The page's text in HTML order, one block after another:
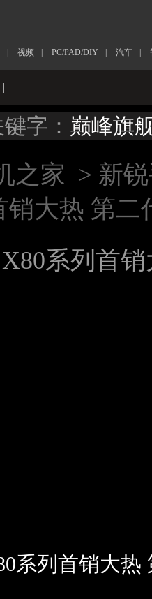
视频 PC/PAD/DIY 汽车
|
字： 巅峰旗
之家 > 新
销大热 第
系列首销大